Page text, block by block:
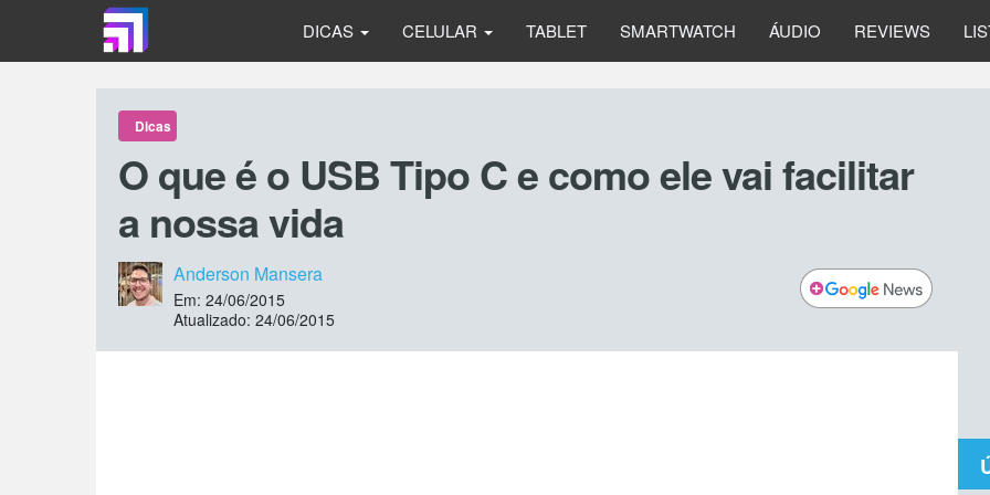
DICAS CELULAR TABLET SMARTWATCH ÁUDIO REVIEWS
Dicas
O que é o USB Tipo C e como ele vai facilitar
a nossa vida
Anderson Mansera
Em: 24/06/2015
Atualizado: 24/06/2015